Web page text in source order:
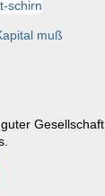
muß
Gesellschaft